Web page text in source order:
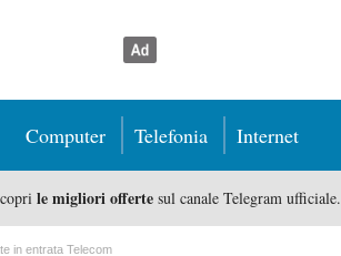
Computer Telefonia Internet
le migliori offertesul canale Telegram ufficiale.
in entrata Telecom